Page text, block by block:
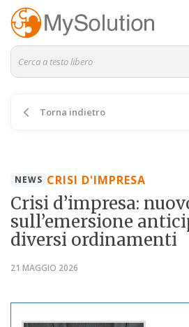
Torna indietro
NEWS CRISI D'IMPRESA
Crisi d’impresa:
sull’emersione
diversi ordinamenti
21 MAGGIO 2026